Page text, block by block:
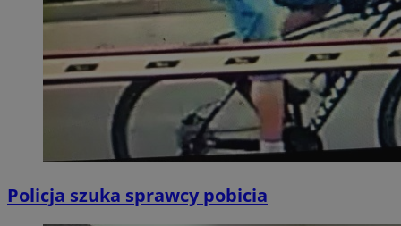
Policja szuka sprawcy pobicia